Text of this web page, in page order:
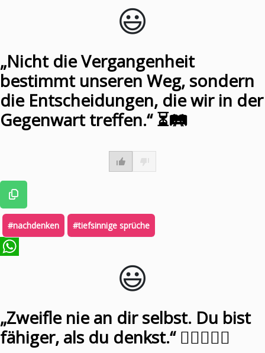
😃️
„Nicht die Vergangenheit
bestimmt unseren Weg, sondern
die Entscheidungen, die wir in der
Gegenwart treffen.“ ⏳🛤️
#nachdenken #tiefsinnige sprüche
😃️
„Zweifle nie an dir selbst. Du bist
fähiger, als du denkst.“ ✋🏻👍🏻😃